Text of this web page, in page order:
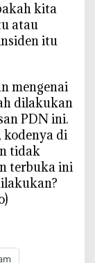
kita
atau
itu
mengenai
dilakukan
PDN ini.
kodenya di
tidak
terbuka ini